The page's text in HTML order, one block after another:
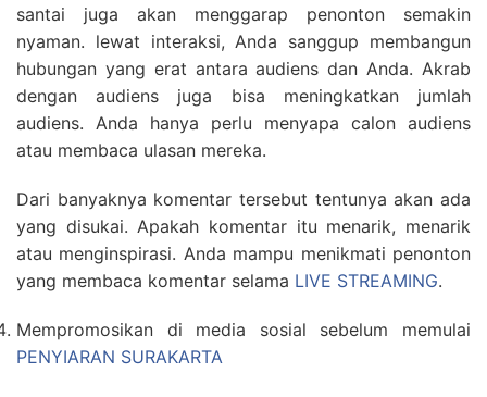
santai juga akan menggarap penonton semakin
nyaman. lewat interaksi, Anda sanggup membangun
hubungan yang erat antara audiens dan Anda. Akrab
dengan audiens juga bisa meningkatkan jumlah
audiens. Anda hanya perlu menyapa calon audiens
atau membaca ulasan mereka.
Dari banyaknya komentar tersebut tentunya akan ada
yang disukai. Apakah komentar itu menarik, menarik
atau menginspirasi. Anda mampu menikmati penonton
yang membaca komentar selama LIVE STREAMING.
Mempromosikan di media sosial sebelum memulai
PENYIARAN SURAKARTA